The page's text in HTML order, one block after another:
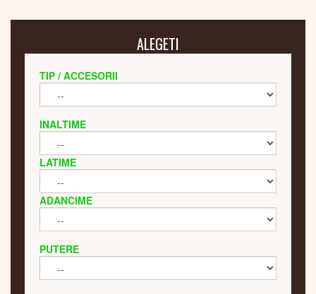
ALEGETI
TIP / ACCESORII
INALTIME
LATIME
ADANCIME
PUTERE